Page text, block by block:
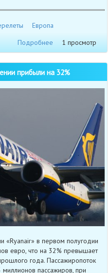
Европа
Подробнее
1 просмотр
прибыли на 32%
«Ryanair» в первом полугодии
евро, что на 32% превышает
года. Пассажиропоток
пассажиров, при